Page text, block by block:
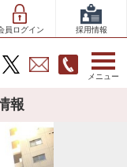
員ログイン 採用情報
メニュー
報